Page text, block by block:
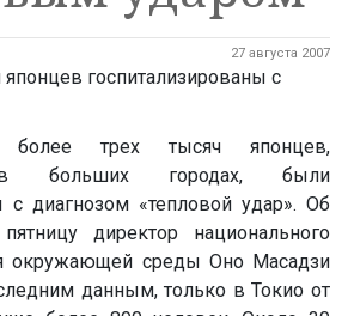
27 августа 2007
трех тысяч японцев,
больших городах, были
с диагнозом «тепловой удар». Об
директор национального
окружающей среды Оно Масадзи
данным, только в Токио от